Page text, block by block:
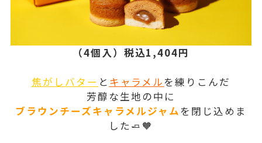
（4個入）税込1,404円
焦がしバター と キャラメルを練りこんだ
芳醇な生地の中に
ブラウンチーズキャラメルジャムを閉じ込めま
した🧈🧡